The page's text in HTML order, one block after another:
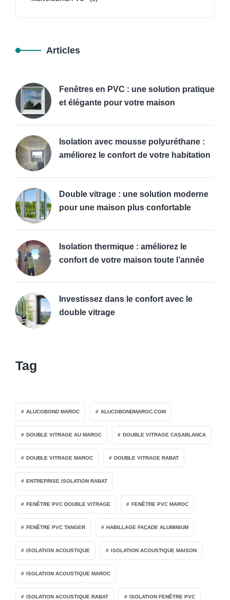
Articles
Fenêtres en PVC : une solution pratique
et élégante pour votre maison
Isolation avec mousse polyuréthane :
améliorez le confort de votre habitation
Double vitrage : une solution moderne
pour une maison plus confortable
Isolation thermique : améliorez le
confort de votre maison toute l’année
Investissez dans le confort avec le
double vitrage
Tag
ALUCOBOND MAROC ALUCOBONDMAROC.COM
DOUBLE VITRAGE AU MAROC DOUBLE VITRAGE CASABLANCA
DOUBLE VITRAGE MAROC DOUBLE VITRAGE RABAT
ENTREPRISE ISOLATION RABAT
FENÊTRE PVC DOUBLE VITRAGE FENÊTRE PVC MAROC
FENÊTRE PVC TANGER HABILLAGE FAÇADE ALUMINIUM
ISOLATION ACOUSTIQUE ISOLATION ACOUSTIQUE MAISON
ISOLATION ACOUSTIQUE MAROC
ISOLATION ACOUSTIQUE RABAT ISOLATION FENÊTRE PVC